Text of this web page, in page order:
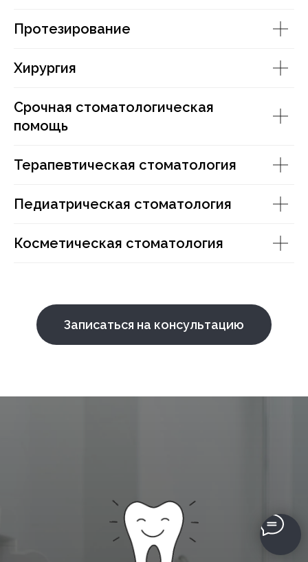
Протезирование
Хирургия
Срочная стоматологическая
помощь
Терапевтическая стоматология
Педиатрическая стоматология
Косметическая стоматология
Записаться на консультацию